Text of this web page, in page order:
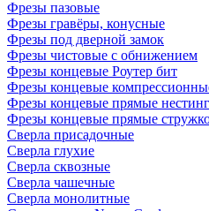
Фрезы пазовые
Фрезы гравёры, конусные
Фрезы под дверной замок
Фрезы чистовые с обнижением
Фрезы концевые Роутер бит
Фрезы концевые
Фрезы концевые прямые нестинг
Фрезы концевые прямые
Сверла присадочные
Сверла глухие
Сверла сквозные
Сверла чашечные
Сверла монолитные